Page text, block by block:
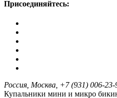
Присоединяйтесь:
Россия, Москва, +7 (931) 006-23-
Купальники мини и микро